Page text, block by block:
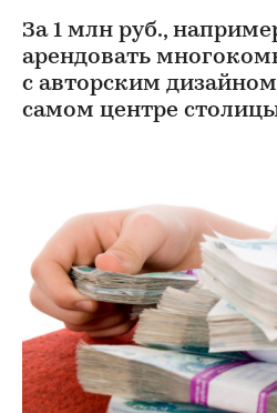
За 1 млн руб.,
арендовать
с авторским
самом центре